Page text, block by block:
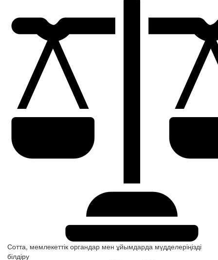
Сотта, мемлекеттік органдар мен ұйымдарда мүдделеріңізді
білдіру